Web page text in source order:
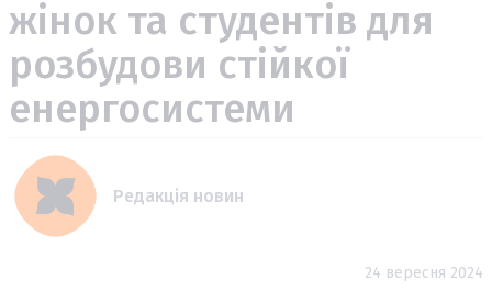
жінок та студентів для
розбудови стійкої
енергосистеми
Редакція новин
24 вересня 2024